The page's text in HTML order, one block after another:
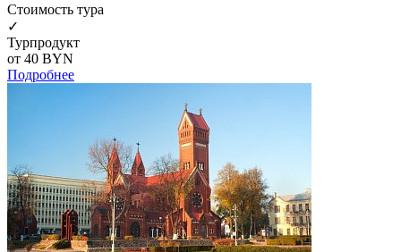
Cтоимость тура
✓
Турпродукт
от 40 BYN
Подробнее